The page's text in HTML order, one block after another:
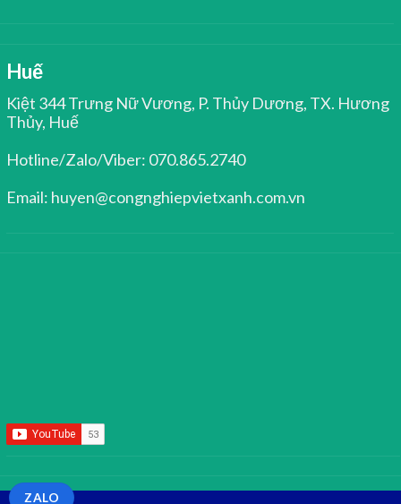
Huế
Kiệt 344 Trưng Nữ Vương, P. Thủy Dương, TX. Hương
Thủy, Huế
Hotline/Zalo/Viber: 070.865.2740
Email: huyen@congnghiepvietxanh.com.vn
ZALO